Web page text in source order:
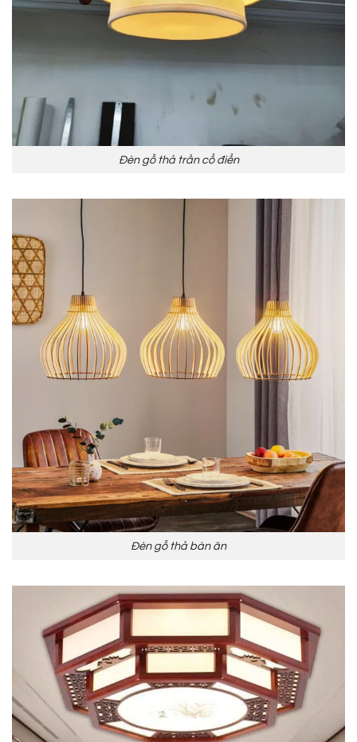
Đèn gỗ thả trần cổ điển
Đèn gỗ thả bàn ăn